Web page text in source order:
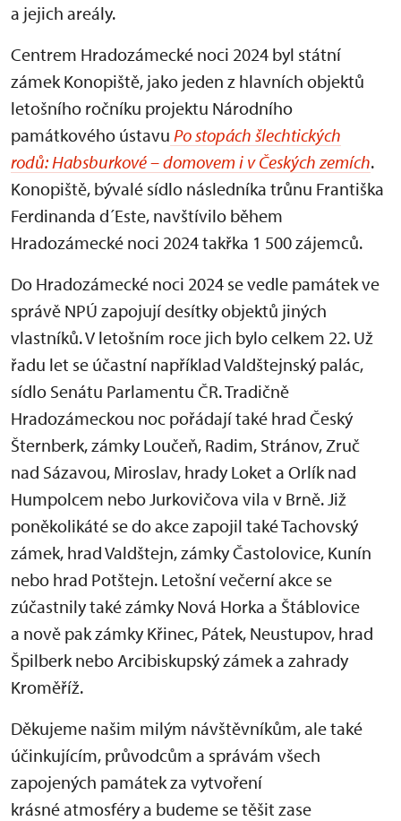
a jejich areály.
Centrem Hradozámecké noci 2024 byl státní
zámek Konopiště, jako jeden z hlavních objektů
letošního ročníku projektu Národního
památkového ústavu Po stopách šlechtických
rodů: Habsburkové – domovem i v Českých zemích.
Konopiště, bývalé sídlo následníka trůnu Františka
Ferdinanda d´Este, navštívilo během
Hradozámecké noci 2024 takřka 1 500 zájemců.
Do Hradozámecké noci 2024 se vedle památek ve
správě NPÚ zapojují desítky objektů jiných
vlastníků. V letošním roce jich bylo celkem 22. Už
řadu let se účastní například Valdštejnský palác,
sídlo Senátu Parlamentu ČR. Tradičně
Hradozámeckou noc pořádají také hrad Český
Šternberk, zámky Loučeň, Radim, Stránov, Zruč
nad Sázavou, Miroslav, hrady Loket a Orlík nad
Humpolcem nebo Jurkovičova vila v Brně. Již
poněkolikáté se do akce zapojil také Tachovský
zámek, hrad Valdštejn, zámky Častolovice, Kunín
nebo hrad Potštejn. Letošní večerní akce se
zúčastnily také zámky Nová Horka a Štáblovice
a nově pak zámky Křinec, Pátek, Neustupov, hrad
Špilberk nebo Arcibiskupský zámek a zahrady
Kroměříž.
Děkujeme našim milým návštěvníkům, ale také
účinkujícím, průvodcům a správám všech
zapojených památek za vytvoření
krásné atmosféry a budeme se těšit zase